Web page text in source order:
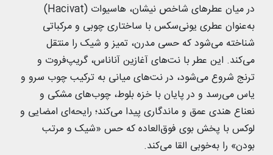
در میان عطرهای شاخص نیشان، هاسیوات (Hacivat)
به‌عنوان عطری یونی‌سکس با ساختاری چوبی و مرکباتی
شناخته می‌شود که حسی مدرن، تمیز و شیک را منتقل
می‌کند. این عطر با نت‌های آغازین آناناس، گریپ‌فروت و
ترنج شروع می‌شود، در نت‌های میانی به ترکیب چوب سرو و
یاس می‌رسد و در پایان با خزه بلوط، چوب‌های مشکی و
نعناع هندی عمق و ماندگاری پیدا می‌کند؛ رایحه‌ای امضایی و
لوکس با پخش بوی فوق‌العاده که حس «شیک و مرتب
بودن» را به‌خوبی القا می‌کند.